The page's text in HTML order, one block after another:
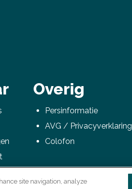
Overig
Persinformatie
AVG / Privacyverklaring
Colofon
site navigation, analyze